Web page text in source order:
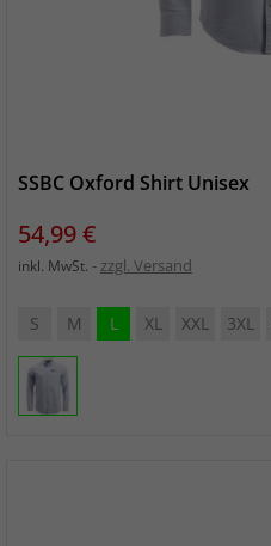
SSBC Oxford Shirt Unisex
Preis
54,99 €
inkl. MwSt. zzgl. Versand
S M L XL XXL 3XL